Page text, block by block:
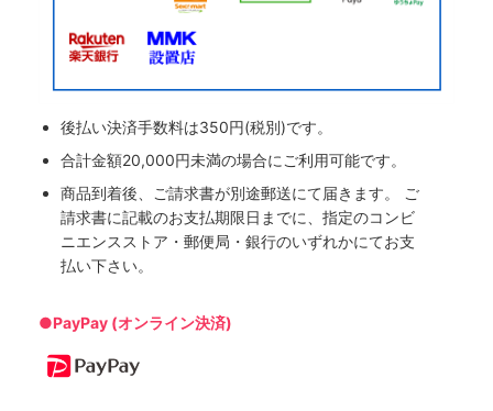
後払い決済手数料は350円(税別)です。
合計金額20,000円未満の場合にご利用可能です。
商品到着後、ご請求書が別途郵送にて届きます。 ご
請求書に記載のお支払期限日までに、指定のコンビ
ニエンスストア・郵便局・銀行のいずれかにてお支
払い下さい。
●PayPay (オンライン決済)